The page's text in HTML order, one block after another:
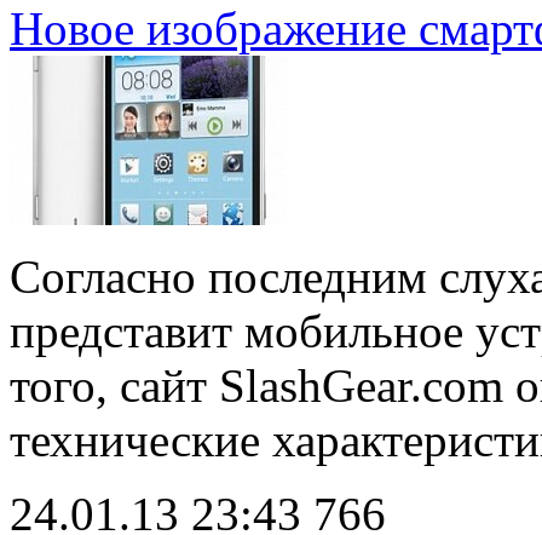
Новое изображение
Согласно последним
представит мобильное
того, сайт
технические
24.01.13 23:43 766